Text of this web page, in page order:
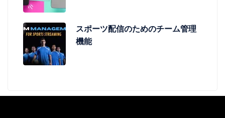
スポーツ配信のためのチーム管理
機能